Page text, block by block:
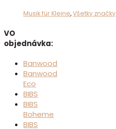
Musik für Kleine,Všetky značky
VO
objednávka:
Banwood
Banwood
Eco
BIBS
BIBS
Boheme
BIBS